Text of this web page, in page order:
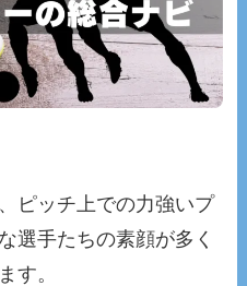
ピッチ上での力強いプ
選手たちの素顔が多く
す。